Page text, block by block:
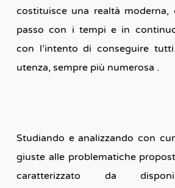
costituisce una realtà moderna,
passo con i tempi e in
con l’intento di conseguire
utenza, sempre più numerosa .
Studiando e analizzando con
giuste alle problematiche
caratterizzato da